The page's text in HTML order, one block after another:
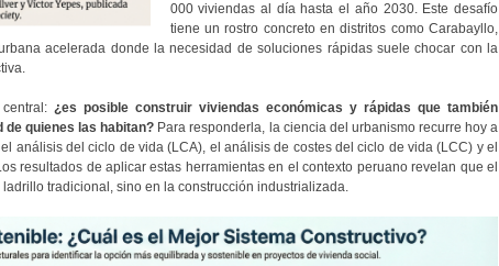
000 viviendas al día hasta el año 2030. Este desafío
tiene un rostro concreto en distritos como Carabayllo,
acelerada donde la necesidad de soluciones rápidas suele chocar con la
central:¿es posible construir viviendas económicas y rápidas que también
de quienes las habitan? Para responderla, la ciencia del urbanismo recurre hoy a
análisis del ciclo de vida (LCA), el análisis de costes del ciclo de vida (LCC) y el
resultados de aplicar estas herramientas en el contexto peruano revelan que el
tradicional, sino en la construcción industrializada.